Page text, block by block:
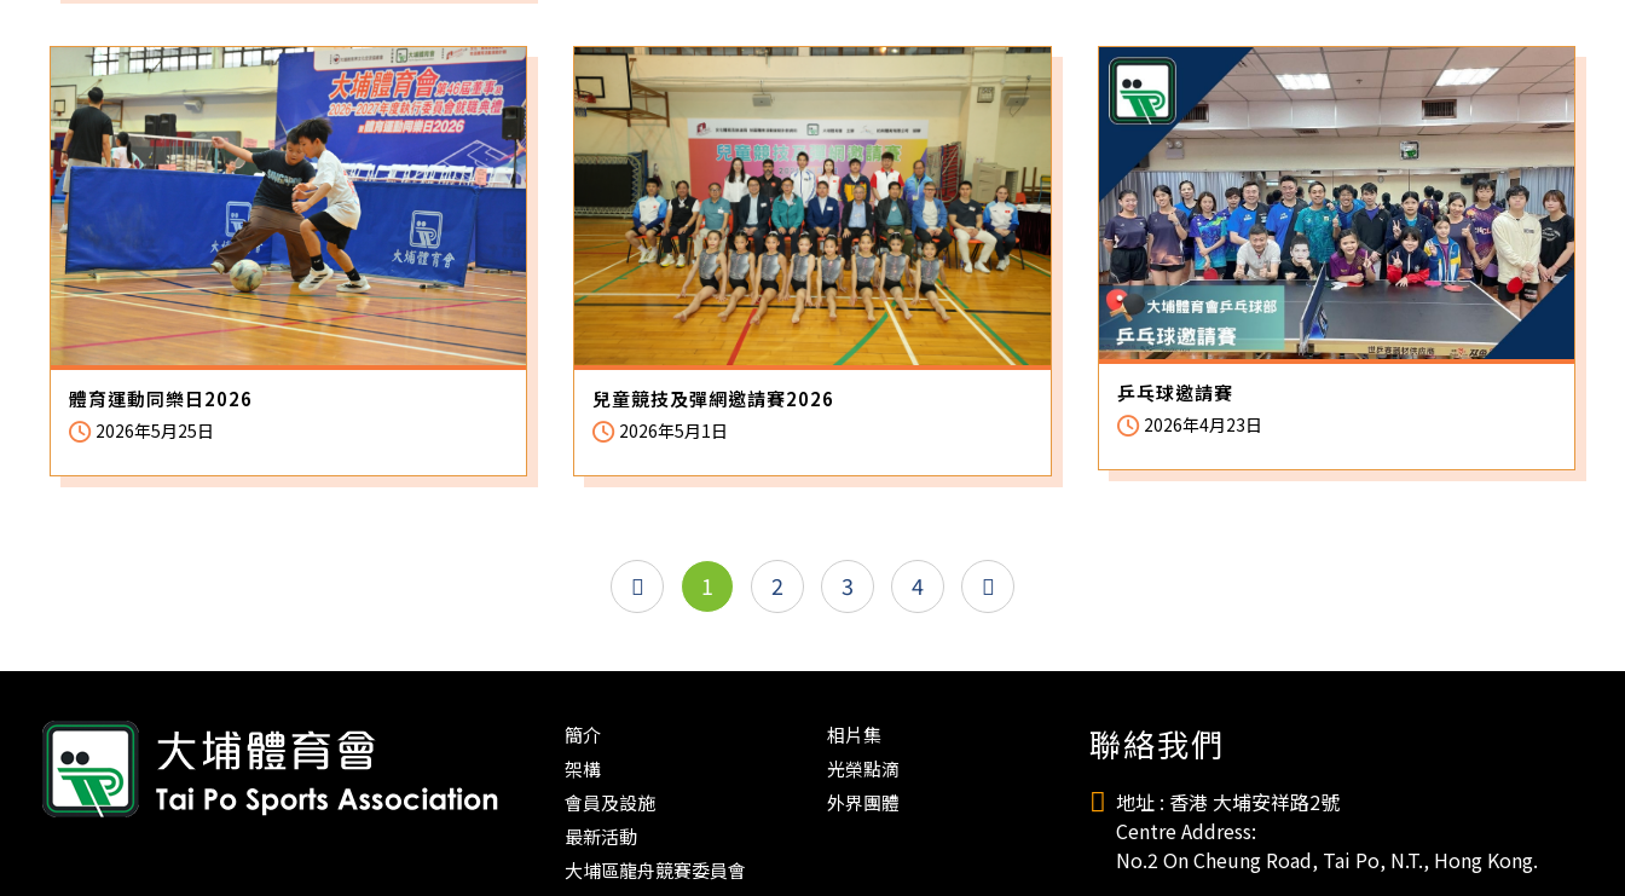
體育運動同樂日2026
2026年5月25日
兒童競技及彈網邀請賽2026
2026年5月1日
乒乓球邀請賽
2026年4月23日
1 2 3 4
簡介
架構
會員及設施
最新活動
大埔區龍舟競賽委員會
相片集
光榮點滴
外界團體
聯絡我們
地址 : 香港 大埔安祥路2號
Centre Address:
No.2 On Cheung Road, Tai Po, N.T., Hong Kong.